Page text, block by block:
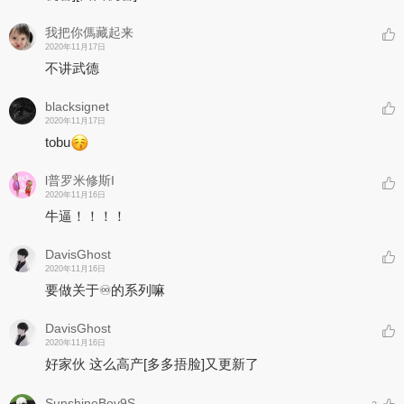
我把你傌藏起来
2020年11月17日
不讲武德
blacksignet
2020年11月17日
tobu
l普罗米修斯I
2020年11月16日
牛逼！！！！
DavisGhost
2020年11月16日
要做关于♾️的系列嘛
DavisGhost
2020年11月16日
好家伙 这么高产[多多捂脸] 又更新了